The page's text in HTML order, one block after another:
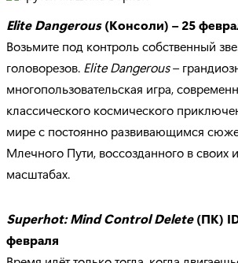
Elite Dangerous(Консоли) – 25
Возьмите под контроль собственный
головорезов. Elite Dangerous–
многопользовательская игра,
классического космического
мире с постоянно развивающимся
Млечного Пути, воссозданного в своих
масштабах.
Superhot: Mind Control Delete(ПК)
февраля